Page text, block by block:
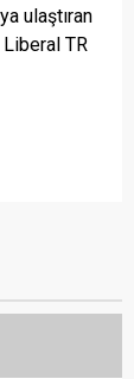
ulaştıran
TR